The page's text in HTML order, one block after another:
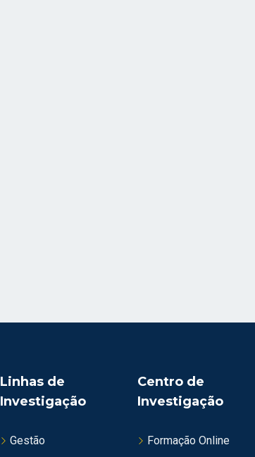
Linhas de
Investigação
Gestão
Centro de
Investigação
Formação Online